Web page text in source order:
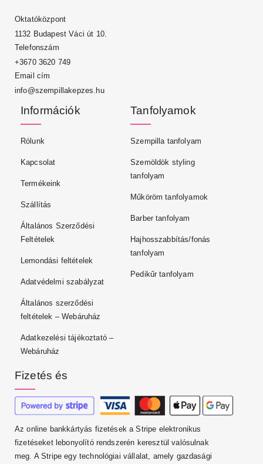
Oktatóközpont
1132 Budapest Váci út 10.
Telefonszám
+3670 3620 749
Email cím
info@szempillakepzes.hu
Információk
Rólunk
Kapcsolat
Termékeink
Szállítás
Általános Szerződési
Feltételek
Lemondási feltételek
Adatvédelmi szabályzat
Általános szerződési
feltételek – Webáruház
Adatkezelési tájékoztató –
Webáruház
Tanfolyamok
Szempilla tanfolyam
Szemöldök styling
tanfolyam
Műköröm tanfolyamok
Barber tanfolyam
Hajhosszabbítás/fonás
tanfolyam
Pedikűr tanfolyam
Fizetés és
Az online bankkártyás fizetések a Stripe elektronikus
fizetéseket lebonyolító rendszerén keresztül valósulnak
meg. A Stripe egy technológiai vállalat, amely gazdasági